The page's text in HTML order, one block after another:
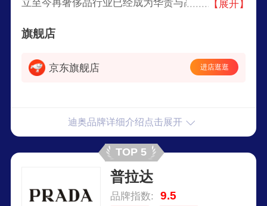
立至今再奢侈品行业已经成为华贵与高雅的代名
宝和腕表等高档消费品。迪奥在全球拥有超过
利亚等地区。
【展开】
旗舰店
京东旗舰店 进店逛逛
迪奥品牌详细介绍点击展开
TOP 5
普拉达
品牌指数: 9.5